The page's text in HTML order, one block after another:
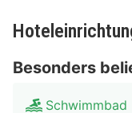
Genieße
Restaurant dieses
deinem Zimmer
Besonders
Schwimmbad